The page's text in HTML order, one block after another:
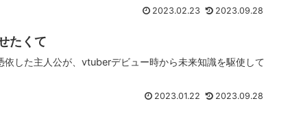
2023.02.23 2023.09.28
たくて
した主人公が、vtuberデビュー時から未来知識を駆使して
2023.01.22 2023.09.28